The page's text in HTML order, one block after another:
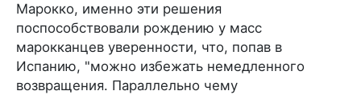
Марокко, именно эти решения
поспособствовали рождению у масс
марокканцев уверенности, что, попав в
Испанию, "можно избежать немедленного
возвращения. Параллельно чему